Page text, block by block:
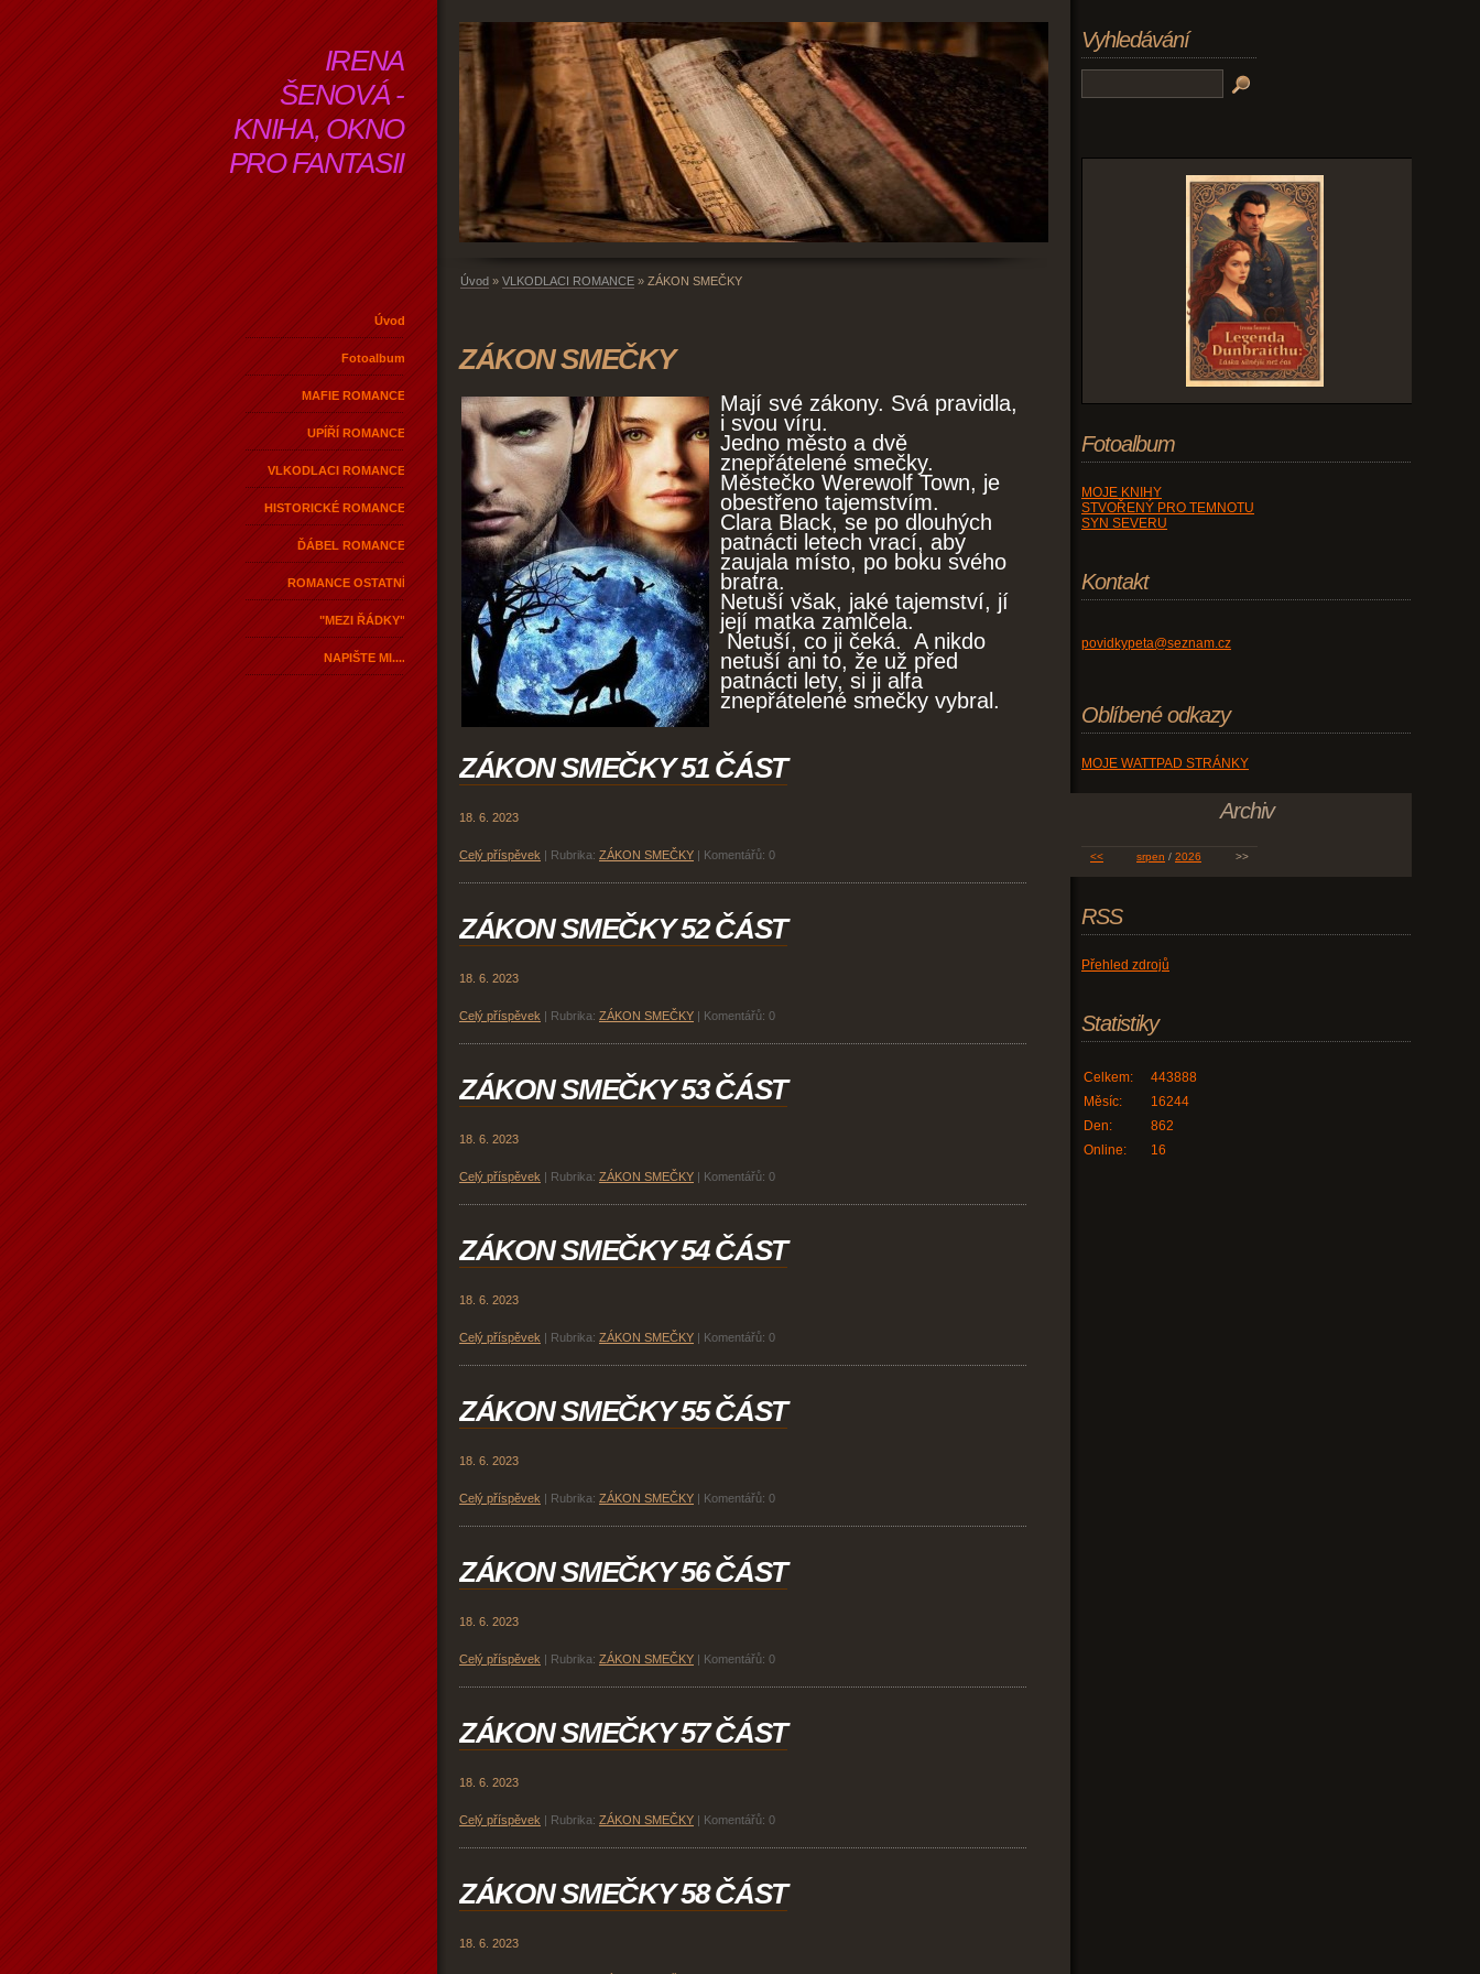
IRENA
ŠENOVÁ -
KNIHA, OKNO
PRO FANTASII
Úvod
Fotoalbum
MAFIE ROMANCE
UPÍŘÍ ROMANCE
VLKODLACI ROMANCE
HISTORICKÉ ROMANCE
ĎÁBEL ROMANCE
ROMANCE OSTATNÍ
"MEZI ŘÁDKY"
NAPIŠTE MI....
Úvod » VLKODLACI ROMANCE » ZÁKON SMEČKY
ZÁKON SMEČKY
Mají své zákony. Svá pravidla,
i svou víru.
Jedno město a dvě
znepřátelené smečky.
Městečko Werewolf Town, je
obestřeno tajemstvím.
Clara Black, se po dlouhých
patnácti letech vrací, aby
zaujala místo, po boku svého
bratra.
Netuší však, jaké tajemství, jí
její matka zamlčela.
Netuší, co ji čeká. A nikdo
netuší ani to, že už před
patnácti lety, si ji alfa
znepřátelené smečky vybral.
ZÁKON SMEČKY 51 ČÁST
18. 6. 2023
Celý příspěvek | Rubrika: ZÁKON SMEČKY | Komentářů: 0
ZÁKON SMEČKY 52 ČÁST
18. 6. 2023
Celý příspěvek | Rubrika: ZÁKON SMEČKY | Komentářů: 0
ZÁKON SMEČKY 53 ČÁST
18. 6. 2023
Celý příspěvek | Rubrika: ZÁKON SMEČKY | Komentářů: 0
ZÁKON SMEČKY 54 ČÁST
18. 6. 2023
Celý příspěvek | Rubrika: ZÁKON SMEČKY | Komentářů: 0
ZÁKON SMEČKY 55 ČÁST
18. 6. 2023
Celý příspěvek | Rubrika: ZÁKON SMEČKY | Komentářů: 0
ZÁKON SMEČKY 56 ČÁST
18. 6. 2023
Celý příspěvek | Rubrika: ZÁKON SMEČKY | Komentářů: 0
ZÁKON SMEČKY 57 ČÁST
18. 6. 2023
Celý příspěvek | Rubrika: ZÁKON SMEČKY | Komentářů: 0
ZÁKON SMEČKY 58 ČÁST
18. 6. 2023
Vyhledávání
Fotoalbum
MOJE KNIHY
STVOŘENÝ PRO TEMNOTU
SYN SEVERU
Kontakt
povidkypeta@seznam.cz
Oblíbené odkazy
MOJE WATTPAD STRÁNKY
Archiv
<< srpen / 2026 >>
RSS
Přehled zdrojů
Statistiky
Online: 16
Celkem:
443888
Měsíc:
16244
Den:
862